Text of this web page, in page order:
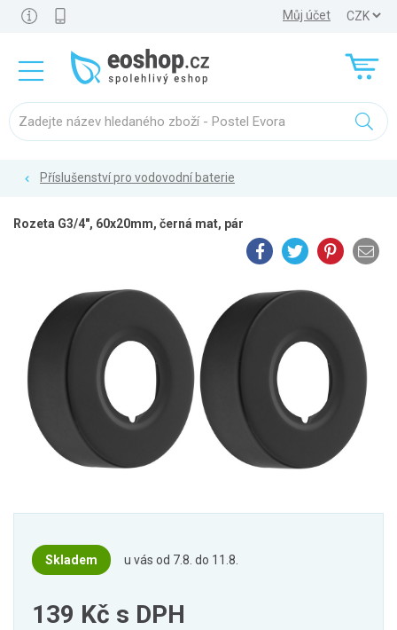
Můj účet
Příslušenství pro vodovodní baterie
Rozeta G3/4", 60x20mm, černá mat, pár
Skladem u vás od 7.8. do 11.8.
139 Kč s DPH